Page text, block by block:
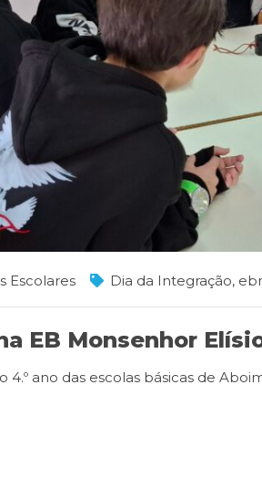
Escolares Dia da Integração,
EB Monsenhor
4.º ano das escolas básicas de